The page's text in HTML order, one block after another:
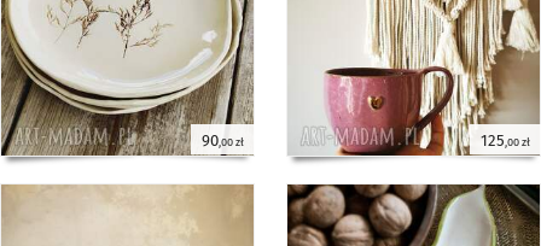
90,00 zł 125,00 zł